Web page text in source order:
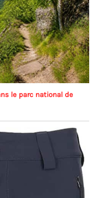
le parc national de